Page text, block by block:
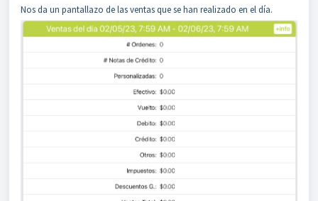
Nos da un pantallazo de las ventas que se han realizado en el día.